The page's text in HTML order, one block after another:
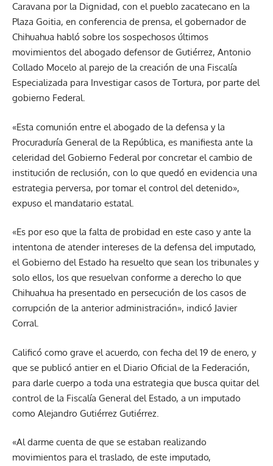
Caravana por la Dignidad, con el pueblo zacatecano en la
Plaza Goitia, en conferencia de prensa, el gobernador de
Chihuahua habló sobre los sospechosos últimos
movimientos del abogado defensor de Gutiérrez, Antonio
Collado Mocelo al parejo de la creación de una Fiscalía
Especializada para Investigar casos de Tortura, por parte del
gobierno Federal.
«Esta comunión entre el abogado de la defensa y la
Procuraduría General de la República, es manifiesta ante la
celeridad del Gobierno Federal por concretar el cambio de
institución de reclusión, con lo que quedó en evidencia una
estrategia perversa, por tomar el control del detenido»,
expuso el mandatario estatal.
«Es por eso que la falta de probidad en este caso y ante la
intentona de atender intereses de la defensa del imputado,
el Gobierno del Estado ha resuelto que sean los tribunales y
solo ellos, los que resuelvan conforme a derecho lo que
Chihuahua ha presentado en persecución de los casos de
corrupción de la anterior administración», indicó Javier
Corral.
Calificó como grave el acuerdo, con fecha del 19 de enero, y
que se publicó antier en el Diario Oficial de la Federación,
para darle cuerpo a toda una estrategia que busca quitar del
control de la Fiscalía General del Estado, a un imputado
como Alejandro Gutiérrez Gutiérrez.
«Al darme cuenta de que se estaban realizando
movimientos para el traslado, de este imputado,